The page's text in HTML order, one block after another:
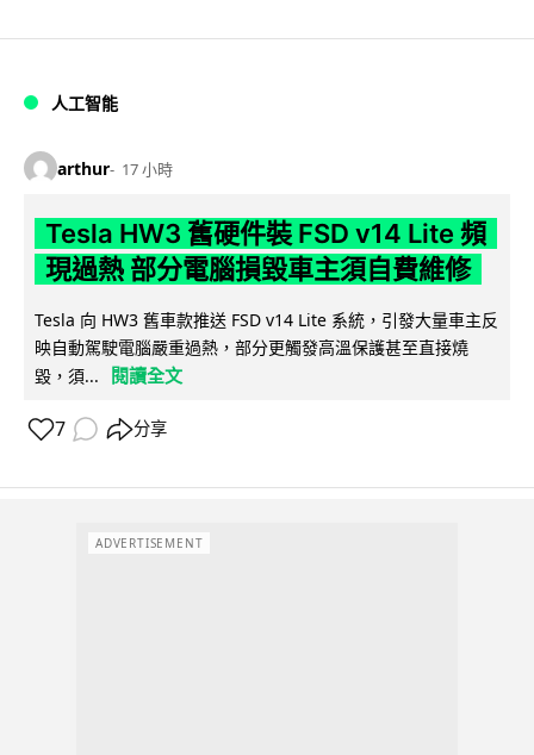
人工智能
arthur 17 小時
Tesla HW3 舊硬件裝 FSD v14 Lite 頻
現過熱 部分電腦損毀車主須自費維修
Tesla 向 HW3 舊車款推送 FSD v14 Lite 系統，引發大量車主反
映自動駕駛電腦嚴重過熱，部分更觸發高溫保護甚至直接燒
毀，須...
閱讀全文
7 分享
ADVERTISEMENT